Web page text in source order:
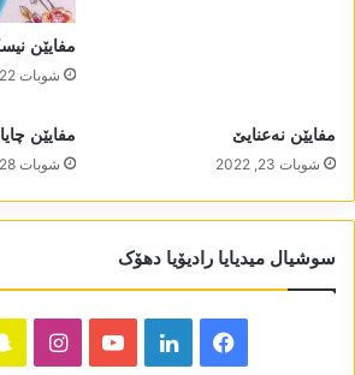
مفایێن
شوبات 22, 2022
مفایێن نەعنایێ
شوبات 23, 2022
مفایێن
شوبات 28, 2022
سوشیال میدیایا رادیۆیا دھۆک
Facebook
LinkedIn
YouTube